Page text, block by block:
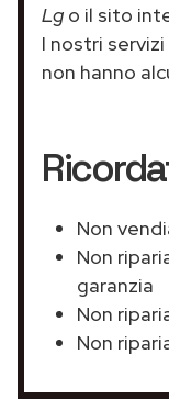
Lg o il sito
I nostri
non hanno
Non
Non
garanzia
Non
Non